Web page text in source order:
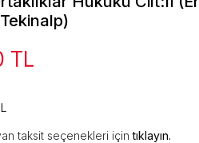
TL
taksit seçenekleri içintıklayın.